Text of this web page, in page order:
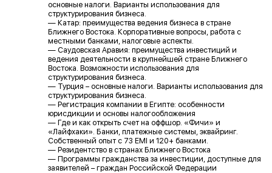
основные налоги. Варианты использования для
структурирования бизнеса.
— Катар: преимущества ведения бизнеса в стране
Ближнего Востока. Корпоративные вопросы, работа с
местными банками, налоговые аспекты.
— Саудовская Аравия: преимущества инвестиций и
ведения деятельности в крупнейшей стране Ближнего
Востока. Возможности использования для
структурирования бизнеса.
— Турция – основные налоги. Варианты использования для
структурирования бизнеса.
— Регистрация компании в Египте: особенности
юрисдикции и основы налогообложения
— Где и как открыть счет на оффшор. «Фичи» и
«Лайфхаки». Банки, платежные системы, эквайринг.
Собственный опыт с 73 EMI и 120+ банками.
— Резидентство в странах Ближнего Востока
— Программы гражданства за инвестиции, доступные для
заявителей – граждан Российской Федерации